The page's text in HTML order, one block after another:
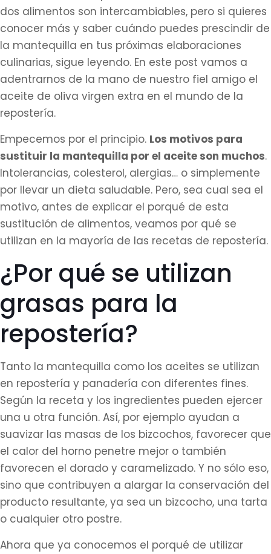
dos alimentos son intercambiables, pero si quieres
conocer más y saber cuándo puedes prescindir de
la mantequilla en tus próximas elaboraciones
culinarias, sigue leyendo. En este post vamos a
adentrarnos de la mano de nuestro fiel amigo el
aceite de oliva virgen extra en el mundo de la
repostería.
Empecemos por el principio. Los motivos para
sustituir la mantequilla por el aceite son muchos.
Intolerancias, colesterol, alergias… o simplemente
por llevar un dieta saludable. Pero, sea cual sea el
motivo, antes de explicar el porqué de esta
sustitución de alimentos, veamos por qué se
utilizan en la mayoría de las recetas de repostería.
¿Por qué se utilizan
grasas para la
repostería?
Tanto la mantequilla como los aceites se utilizan
en repostería y panadería con diferentes fines.
Según la receta y los ingredientes pueden ejercer
una u otra función. Así, por ejemplo ayudan a
suavizar las masas de los bizcochos, favorecer que
el calor del horno penetre mejor o también
favorecen el dorado y caramelizado. Y no sólo eso,
sino que contribuyen a alargar la conservación del
producto resultante, ya sea un bizcocho, una tarta
o cualquier otro postre.
Ahora que ya conocemos el porqué de utilizar